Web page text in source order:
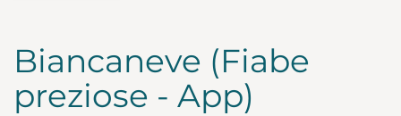
Biancaneve (Fiabe
preziose - App)